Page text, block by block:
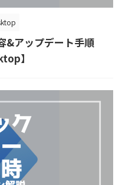
&アップデート手順
】